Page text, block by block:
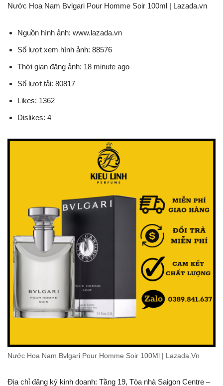
Nước Hoa Nam Bvlgari Pour Homme Soir 100ml | Lazada.vn
Nguồn hình ảnh: www.lazada.vn
Số lượt xem hình ảnh: 88576
Thời gian đăng ảnh: 18 minute ago
Số lượt tải: 80817
Likes: 1362
Dislikes: 4
Nước Hoa Nam Bvlgari Pour Homme Soir 100Ml | Lazada.Vn
Địa chỉ đăng ký kinh doanh: Tầng 19, Tòa nhà Saigon Centre –